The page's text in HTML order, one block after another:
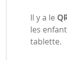
Il y a le
les
tablette.